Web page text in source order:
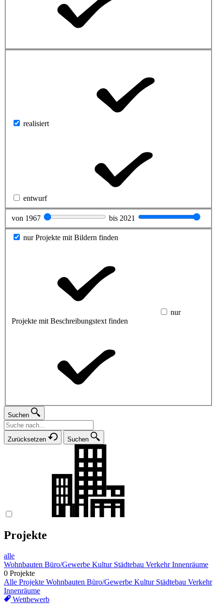
realisiert
entwurf
von 1967 bis 2021
nur Projekte mit Bildern finden
nur
Projekte mit Beschreibungstext finden
Suchen
Zurücksetzen Suchen
Projekte
alle
Wohnbauten Büro/Gewerbe Kultur Städtebau VerkehrInnenräume
0 Projekte
Alle Projekte Wohnbauten Büro/Gewerbe Kultur Städtebau Verkehr
Innenräume
Wettbewerb